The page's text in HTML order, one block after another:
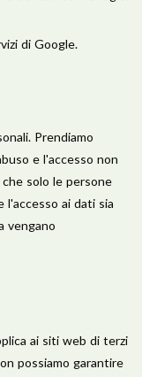
di Google.
Prendiamo
e l'accesso non
solo le persone
l'accesso ai dati sia
vengano
ai siti web di terzi
possiamo garantire